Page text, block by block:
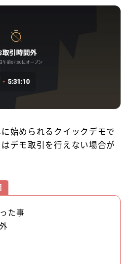
始められるクイックデモで
デモ取引を行えない場合が
た事